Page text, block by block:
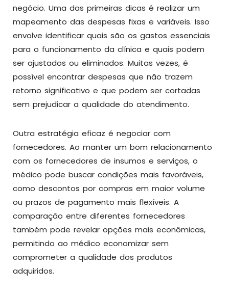
negócio. Uma das primeiras dicas é realizar um
mapeamento das despesas fixas e variáveis. Isso
envolve identificar quais são os gastos essenciais
para o funcionamento da clínica e quais podem
ser ajustados ou eliminados. Muitas vezes, é
possível encontrar despesas que não trazem
retorno significativo e que podem ser cortadas
sem prejudicar a qualidade do atendimento.
Outra estratégia eficaz é negociar com
fornecedores. Ao manter um bom relacionamento
com os fornecedores de insumos e serviços, o
médico pode buscar condições mais favoráveis,
como descontos por compras em maior volume
ou prazos de pagamento mais flexíveis. A
comparação entre diferentes fornecedores
também pode revelar opções mais econômicas,
permitindo ao médico economizar sem
comprometer a qualidade dos produtos
adquiridos.